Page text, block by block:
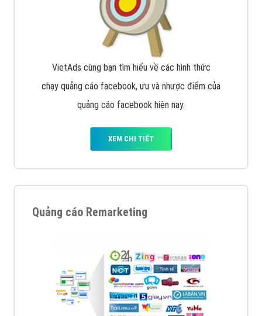
VietAds cùng bạn tìm hiểu về các hình thức
chạy quảng cáo facebook, ưu và nhược điểm của
quảng cáo facebook hiện nay.
XEM CHI TIẾT
Quảng cáo Remarketing